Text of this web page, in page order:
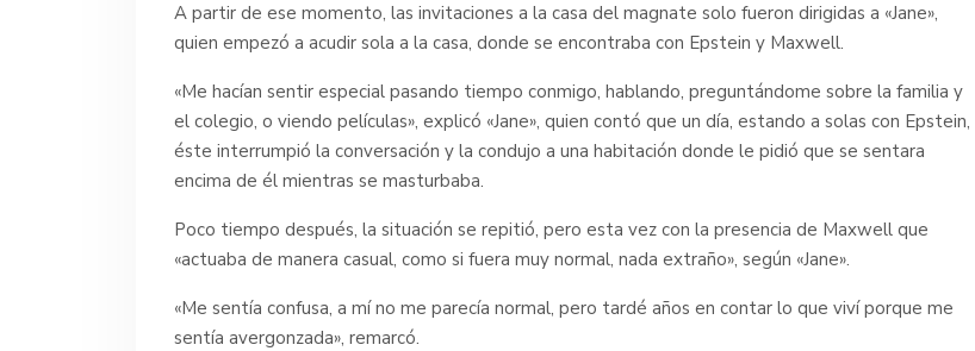
A partir de ese momento, las invitaciones a la casa del magnate solo fueron dirigidas a «Jane»,
quien empezó a acudir sola a la casa, donde se encontraba con Epstein y Maxwell.
«Me hacían sentir especial pasando tiempo conmigo, hablando, preguntándome sobre la familia y
el colegio, o viendo películas», explicó «Jane», quien contó que un día, estando a solas con Epstein,
éste interrumpió la conversación y la condujo a una habitación donde le pidió que se sentara
encima de él mientras se masturbaba.
Poco tiempo después, la situación se repitió, pero esta vez con la presencia de Maxwell que
«actuaba de manera casual, como si fuera muy normal, nada extraño», según «Jane».
«Me sentía confusa, a mí no me parecía normal, pero tardé años en contar lo que viví porque me
sentía avergonzada», remarcó.